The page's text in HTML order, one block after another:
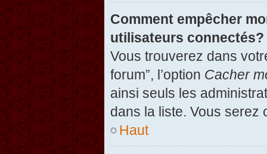
Comment empêcher
utilisateurs connectés?
Vous trouverez dans
forum”, l’option Cacher
ainsi seuls les
dans la liste. Vous serez
Haut